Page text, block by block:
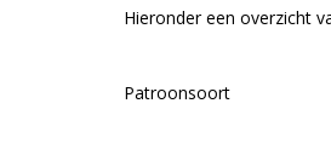
Hieronder een overzicht
Patroonsoort